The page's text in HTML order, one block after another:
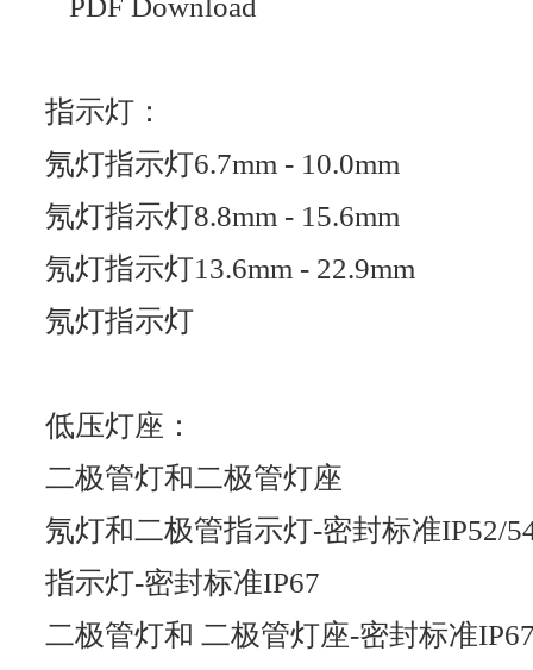
PDF Download
指示灯：
氖灯指示灯6.7mm - 10.0mm
氖灯指示灯8.8mm - 15.6mm
氖灯指示灯13.6mm - 22.9mm
氖灯指示灯
低压灯座：
二极管灯和二极管灯座
氖灯和二极管指示灯-密封标准IP52/
指示灯-密封标准IP67
二极管灯和 二极管灯座-密封标准